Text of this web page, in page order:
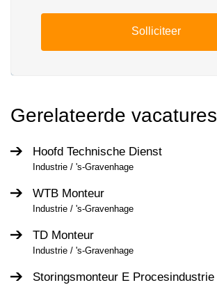
Solliciteer
Gerelateerde vacatures
Hoofd Technische Dienst
Industrie / 's-Gravenhage
WTB Monteur
Industrie / 's-Gravenhage
TD Monteur
Industrie / 's-Gravenhage
Storingsmonteur E Procesindustrie